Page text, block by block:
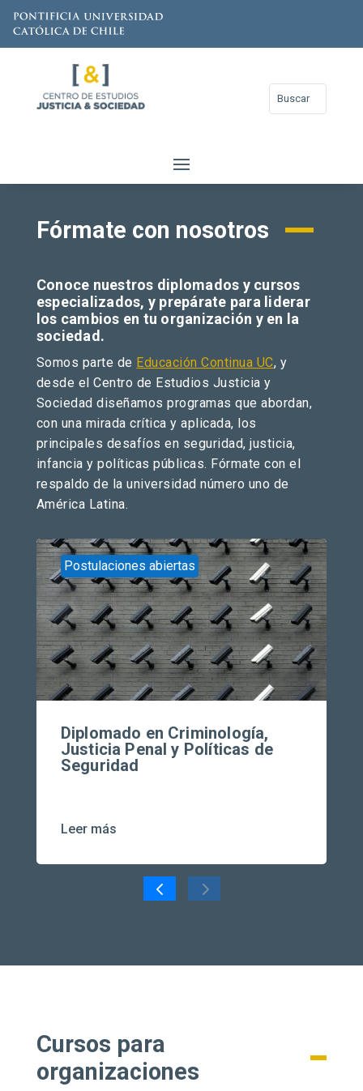
Fórmate con nosotros
Conoce nuestros diplomados y cursos
especializados, y prepárate para liderar
los cambios en tu organización y en la
sociedad.
Somos parte de Educación Continua UC, y
desde el Centro de Estudios Justicia y
Sociedad diseñamos programas que abordan,
con una mirada crítica y aplicada, los
principales desafíos en seguridad, justicia,
infancia y políticas públicas. Fórmate con el
respaldo de la universidad número uno de
América Latina.
Postulaciones abiertas
Diplomado en Criminología,
Justicia Penal y Políticas de
Seguridad
Leer más
Cursos para
organizaciones